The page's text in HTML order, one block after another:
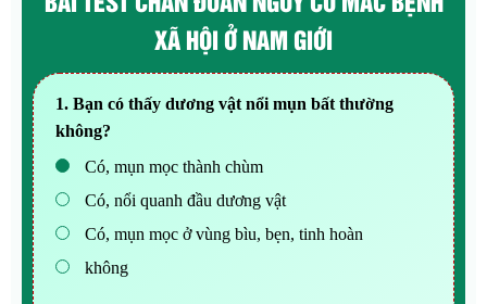
XÃ HỘI Ở NAM GIỚI
1. Bạn có thấy dương vật nổi mụn bất thường
không?
Có, mụn mọc thành chùm
Có, nổi quanh đầu dương vật
Có, mụn mọc ở vùng bìu, bẹn, tinh hoàn
không